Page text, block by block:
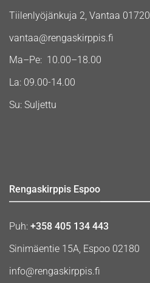
Tiilenlyöjänkuja 2, Vantaa 01720
vantaa@rengaskirppis.fi
Ma–Pe: 10.00–18.00
La: 09.00-14.00
Su: Suljettu
Rengaskirppis Espoo
Puh: +358 405 134 443
Sinimäentie 15A, Espoo 02180
info@rengaskirppis.fi